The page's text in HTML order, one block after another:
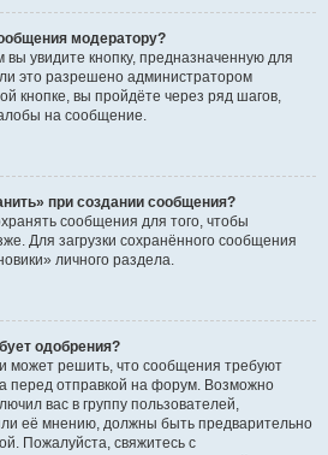
модератору?
увидите кнопку, предназначенную для
это разрешено администратором
кнопке, вы пройдёте через ряд шагов,
на сообщение.
при создании сообщения?
сообщения для того, чтобы
Для загрузки сохранённого сообщения
личного раздела.
одобрения?
может решить, что сообщения требуют
перед отправкой на форум. Возможно
вас в группу пользователей,
её мнению, должны быть предварительно
Пожалуйста, свяжитесь с